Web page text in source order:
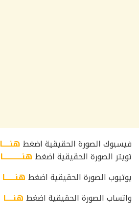
فيسبوك الصورة الحقيقية اضغط هنـــــا
تويتر الصورة الحقيقية اضغط هنـــــــــــــا
يوتيوب الصورة الحقيقية اضغط هنـــــــا
واتساب الصورة الحقيقية اضغط هنـــــا